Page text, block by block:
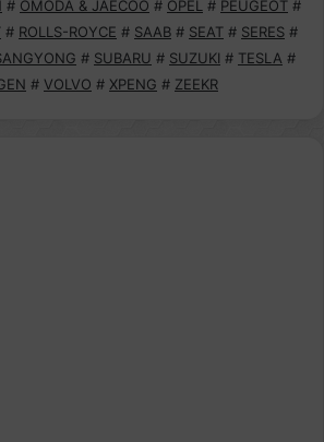
# OMODA & JAECOO # OPEL # PEUGEOT #
# ROLLS-ROYCE # SAAB # SEAT # SERES #
# SUBARU # SUZUKI # TESLA #
# VOLVO # XPENG # ZEEKR